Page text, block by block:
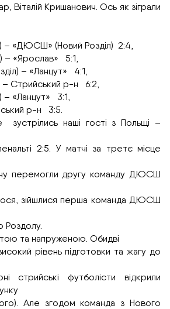
Віталій Кришанович. Ось як зіграли
«ДЮСШ» (Новий Розділ) 2:4,
«Ярослав» 5:1,
– «Ланцут» 4:1,
Стрийський р-н 6:2,
«Ланцут» 3:1,
р-н 3:5.
зустрілись наші гості з Польщі –
2:5. У матчі за третє місце
перемогли другу команду ДЮСШ
зійшлися перша команда ДЮСШ
Роздолу.
та напруженою. Обидві
рівень підготовки та жагу до
стрийські футболісти відкрили
Але згодом команда з Нового